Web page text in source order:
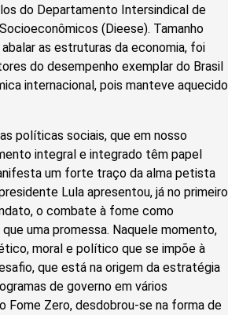
do Departamento Intersindical de
(Dieese). Tamanho
as estruturas da economia, foi
do desempenho exemplar do Brasil
internacional, pois manteve aquecido
políticas sociais, que em nosso
integral e integrado têm papel
um forte traço da alma petista
Lula apresentou, já no primeiro
o combate à fome como
uma promessa. Naquele momento,
moral e político que se impõe à
que está na origem da estratégia
de governo em vários
Fome Zero, desdobrou-se na forma de